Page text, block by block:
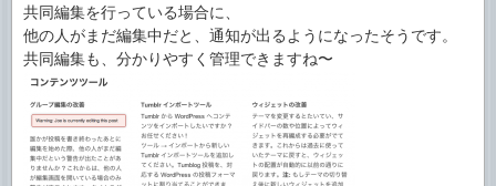
共同編集を行っている場合に、
他の人がまだ編集中だと、通知が出るようになったそうです。
共同編集も、分かりやすく管理できますね〜